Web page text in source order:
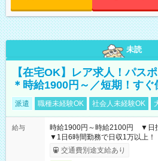
未読
【在宅OK】レア求人！パス
＊時給1900円～／短期！すぐ
派遣 職種未経験OK 社会人未経験OK
給与
時給1900円～時給2100円 ▼日
▼1日6時間勤務で日収1万以上！
交通費別途支給あり